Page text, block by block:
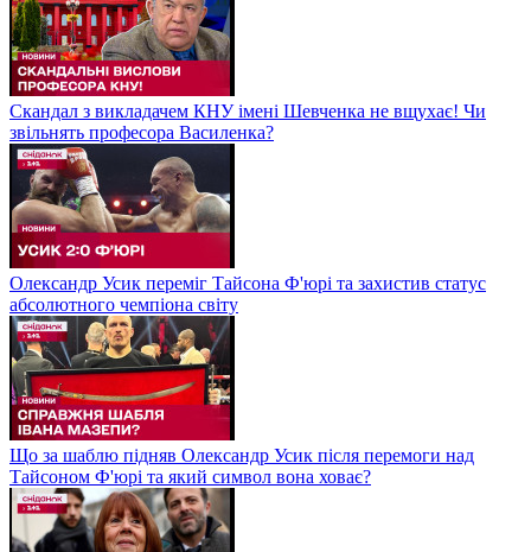
Скандал з викладачем КНУ імені Шевченка не вщухає! Чи
звільнять професора Василенка?
Олександр Усик переміг Тайсона Ф'юрі та захистив статус
абсолютного чемпіона світу
Що за шаблю підняв Олександр Усик після перемоги над
Тайсоном Ф'юрі та який символ вона ховає?